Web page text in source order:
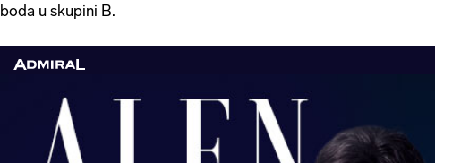
boda u skupini B.